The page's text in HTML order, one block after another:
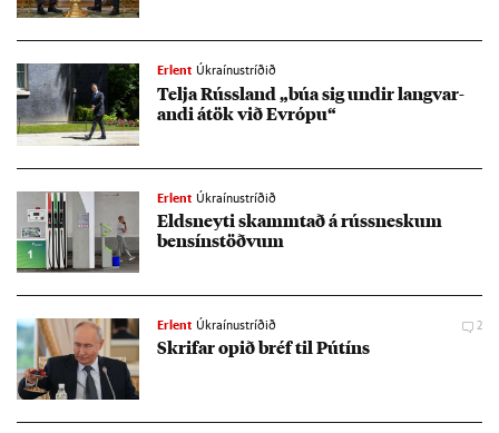
Erlent Úkraínustríðið
Telja Rúss­land „búa sig und­ir langvar­
andi átök við Evr­ópu“
Erlent Úkraínustríðið
Eldsneyti skammt­að á rúss­nesk­um
bens­ín­stöðv­um
Erlent Úkraínustríðið 2
Skrif­ar op­ið bréf til Pútíns